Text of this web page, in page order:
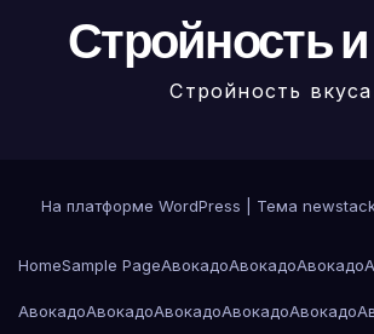
Стройность
Стройность вкуса
На платформе WordPress Тема
HomeSample PageАвокадоАвокадоАвокадо
АвокадоАвокадоАвокадоАвокадоАвокадо